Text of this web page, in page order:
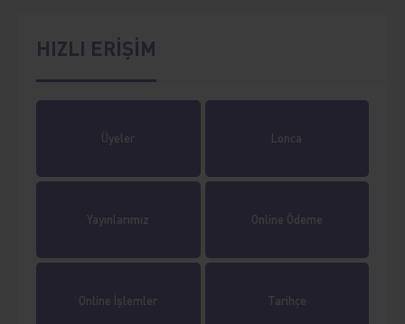
HIZLI ERİŞİM
Üyeler Lonca
Yayınlarımız Online Ödeme
Online İşlemler Tarihçe